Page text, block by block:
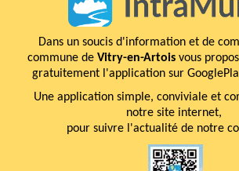
Dans un soucis d'information et de
commune de Vitry-en-Artois vous
gratuitement l'application sur
Une application simple, conviviale et
notre site internet,
pour suivre l'actualité de notre